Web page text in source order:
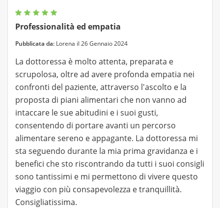
Professionalità ed empatia
Pubblicata da: Lorena il 26 Gennaio 2024
La dottoressa è molto attenta, preparata e
scrupolosa, oltre ad avere profonda empatia nei
confronti del paziente, attraverso l'ascolto e la
proposta di piani alimentari che non vanno ad
intaccare le sue abitudini e i suoi gusti,
consentendo di portare avanti un percorso
alimentare sereno e appagante. La dottoressa mi
sta seguendo durante la mia prima gravidanza e i
benefici che sto riscontrando da tutti i suoi consigli
sono tantissimi e mi permettono di vivere questo
viaggio con più consapevolezza e tranquillità.
Consigliatissima.